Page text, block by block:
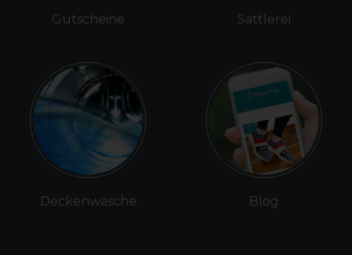
Gutscheine
Deckenwäsche
Sattlerei
Blog